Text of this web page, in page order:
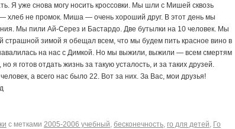
Я уже снова могу носить кроссовки. Мы шли с Мишей сквозь
хлеб не промок. Миша — очень хороший друг. В этот день мы
Мы пили Ай-Серез и Бастардо. Две бутылки на 10 человек. Мы
страшной зимой я обещал всем, что мы будем пить красное вино в
навалилась на нас с Димкой. Но мы выжили, выжили — всем смертям
я готов отдать жизнь за такую усталость, и за таких друзей.
а всего нас было 22. Вот за них. За Вас, мои друзья!
с метками 2005-2006 учебный, бесконечность, го для детей, Го